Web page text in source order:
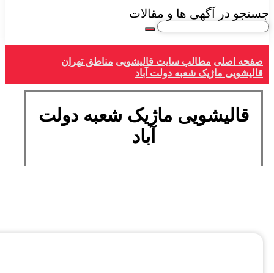
جستجو در آگهی ها و مقالات
صفحه اصلی مطالب سایت قالیشویی مناطق تهران
قالیشویی ماژیک شعبه دولت آباد
قالیشویی ماژیک شعبه دولت
آباد